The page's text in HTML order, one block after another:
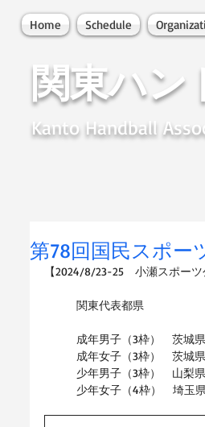
Home Schedule
関東ハン
Kanto Handball
第78回国民スポー
【2024/8/23-25　小瀬スポーツ
関東代表都県
成年男子（3枠）　茨城
成年女子（3枠）　茨城
少年男子（3枠）　山梨
少年女子（4枠）　埼玉